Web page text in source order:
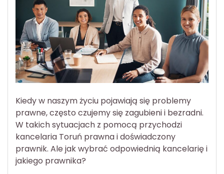
Kiedy w naszym życiu pojawiają się problemy
prawne, często czujemy się zagubieni i bezradni.
W takich sytuacjach z pomocą przychodzi
kancelaria Toruń prawna i doświadczony
prawnik. Ale jak wybrać odpowiednią kancelarię i
jakiego prawnika?